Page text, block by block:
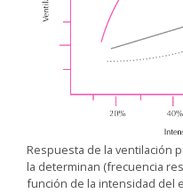
Respuesta de la ventilación
la determinan (frecuencia
función de la intensidad del